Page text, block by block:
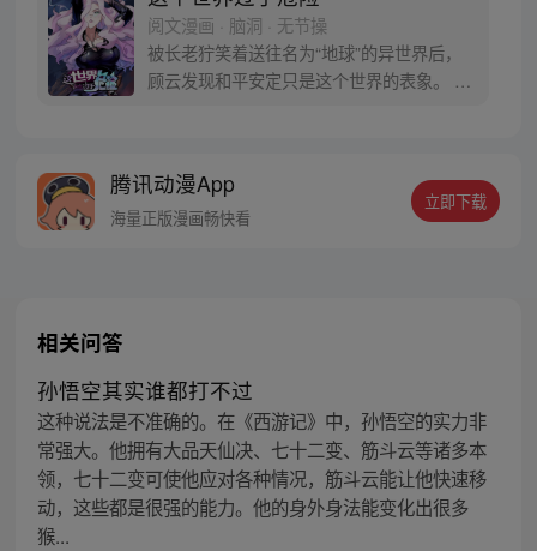
阅文漫画 · 脑洞 · 无节操
被长老狞笑着送往名为“地球”的异世界后，
顾云发现和平安定只是这个世界的表象。 恶
不能寐的都市传说诞生了 《这个世界过于危
险》每周三、六双更，读者群：561675062
腾讯动漫App
海量正版漫画畅快看
立即下载
相关问答
孙悟空其实谁都打不过
这种说法是不准确的。在《西游记》中，孙悟空的实力非
常强大。他拥有大品天仙决、七十二变、筋斗云等诸多本
领，七十二变可使他应对各种情况，筋斗云能让他快速移
动，这些都是很强的能力。他的身外身法能变化出很多
猴...